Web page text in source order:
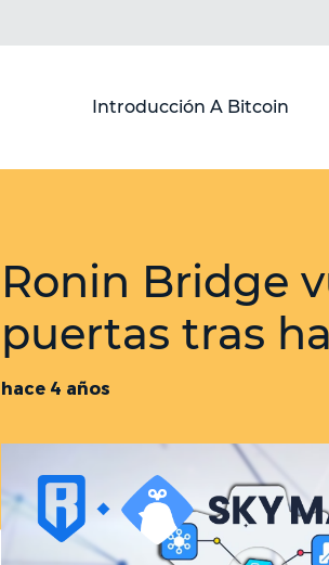
Introducción A Bitcoin
Ronin Bridge
puertas tras
hace 4 años